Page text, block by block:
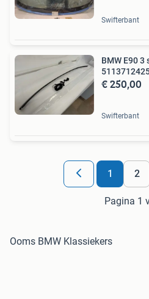
Swifterbant
BMW E90 3 serie
€ 250,00
Swifterbant
1 2
Pagina 1
Ooms BMW Klassiekers